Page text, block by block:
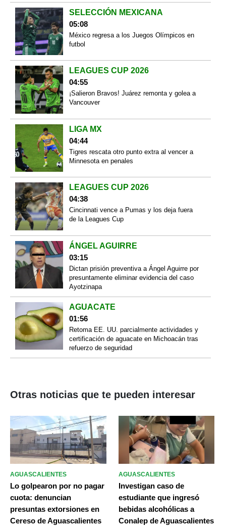
SELECCIÓN MEXICANA
05:08
México regresa a los Juegos Olímpicos en
futbol
LEAGUES CUP 2026
04:55
¡Salieron Bravos! Juárez remonta y golea a
Vancouver
LIGA MX
04:44
Tigres rescata otro punto extra al vencer a
Minnesota en penales
LEAGUES CUP 2026
04:38
Cincinnati vence a Pumas y los deja fuera
de la Leagues Cup
ÁNGEL AGUIRRE
03:15
Dictan prisión preventiva a Ángel Aguirre por
presuntamente eliminar evidencia del caso
Ayotzinapa
AGUACATE
01:56
Retoma EE. UU. parcialmente actividades y
certificación de aguacate en Michoacán tras
refuerzo de seguridad
Otras noticias que te pueden interesar
AGUASCALIENTES
Lo golpearon por no pagar
cuota: denuncian
presuntas extorsiones en
Cereso de Aguascalientes
AGUASCALIENTES
Investigan caso de
estudiante que ingresó
bebidas alcohólicas a
Conalep de Aguascalientes